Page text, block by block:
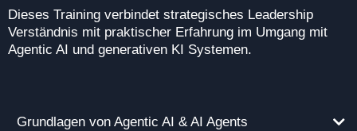
Dieses Training verbindet strategisches Leadership
Verständnis mit praktischer Erfahrung im Umgang mit
Agentic AI und generativen KI Systemen.
Grundlagen von Agentic AI & AI Agents